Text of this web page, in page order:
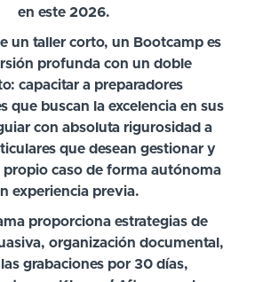
en este 2026.
un taller corto, un Bootcamp es
profunda con un doble
capacitar a preparadores
que buscan la excelencia en sus
con absoluta rigurosidad a
que desean gestionar y
propio caso de forma autónoma
experiencia previa.
proporciona estrategias de
organización documental,
grabaciones por 30 días,